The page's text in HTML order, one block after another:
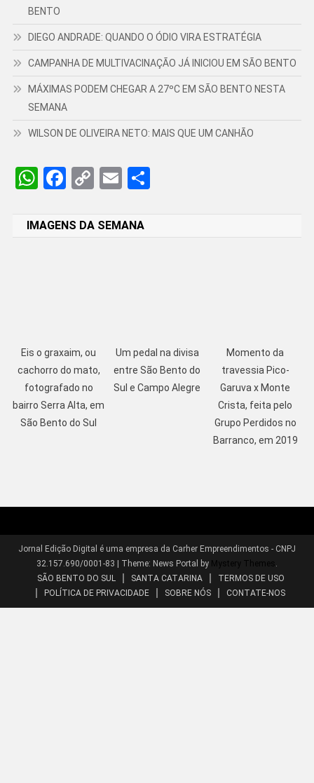
BENTO
DIEGO ANDRADE: QUANDO O ÓDIO VIRA ESTRATÉGIA
CAMPANHA DE MULTIVACINAÇÃO JÁ INICIOU EM SÃO BENTO
MÁXIMAS PODEM CHEGAR A 27ºC EM SÃO BENTO NESTA
SEMANA
WILSON DE OLIVEIRA NETO: MAIS QUE UM CANHÃO
WhatsApp
Facebook
CopyEmailShare
IMAGENS DA SEMANA
Eis o graxaim, ou
cachorro do mato,
fotografado no
bairro Serra Alta, em
São Bento do Sul
Um pedal na divisa
entre São Bento do
Sul e Campo Alegre
Momento da
travessia Pico-
Garuva x Monte
Crista, feita pelo
Grupo Perdidos no
Barranco, em 2019
Jornal Edição Digital é uma empresa da Carher Empreendimentos - CNPJ
32.157.690/0001-83
Theme: News Portal by Mystery Themes .
SÃO BENTO DO SUL
SANTA CATARINA
TERMOS DE USO
POLÍTICA DE PRIVACIDADE
SOBRE NÓS CONTATE-NOS